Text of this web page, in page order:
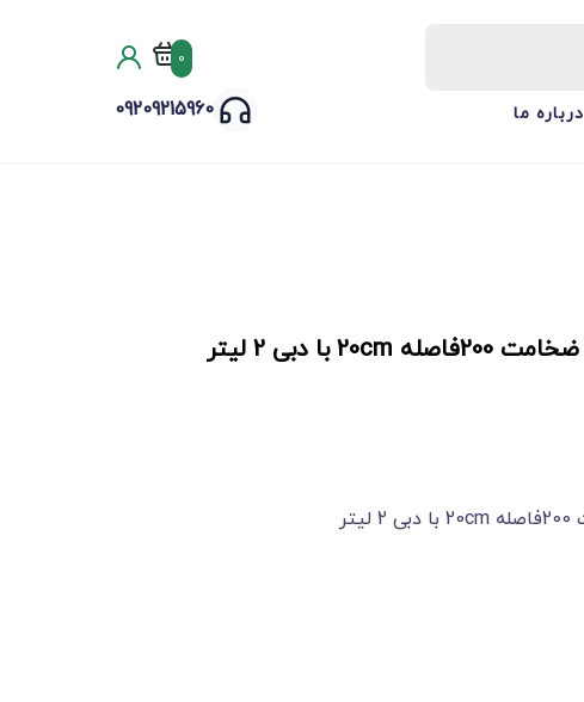
درباره ما
0
09209215960